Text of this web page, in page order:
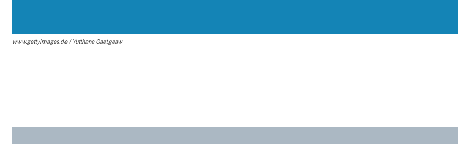
www.gettyimages.de / Yutthana Gaetgeaw